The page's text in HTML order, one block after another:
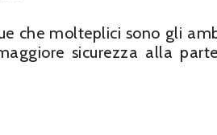
che molteplici sono gli
sicurezza alla